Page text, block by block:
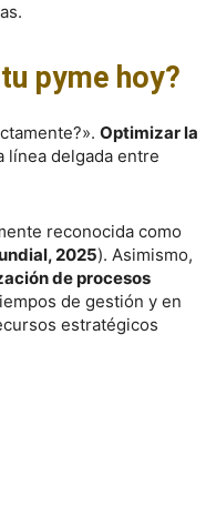
pyme hoy?
Optimizar la
línea delgada entre
reconocida como
2025). Asimismo,
de procesos
de gestión y en
estratégicos